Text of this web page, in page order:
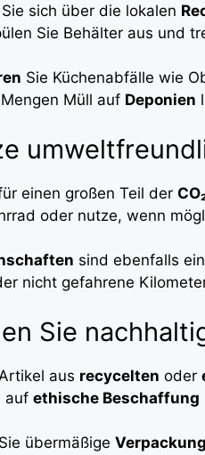
sich über die lokalen
Sie Behälter aus und
Sie Küchenabfälle wie
Müll auf Deponien
einen großen Teil der
oder nutze, wenn
sind ebenfalls
nicht gefahrene
Sie
aus recycelten oder
auf ethische Beschaffung
übermäßige